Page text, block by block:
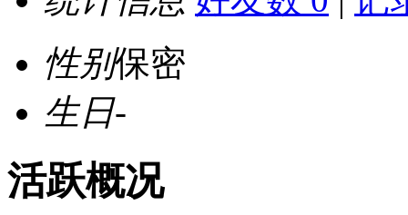
性别保密
生日-
活跃概况